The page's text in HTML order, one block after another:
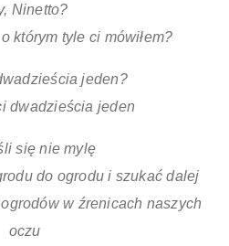
Ninetto?
którym tyle ci mówiłem?
jeden?
dwadzieścia jeden
się nie mylę
do ogrodu i szukać dalej
w źrenicach naszych
oczu